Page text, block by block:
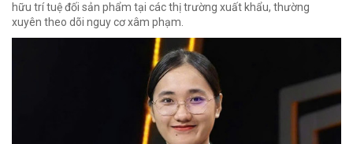
hữu trí tuệ đối sản phẩm tại các thị trường xuất khẩu, thường
xuyên theo dõi nguy cơ xâm phạm.